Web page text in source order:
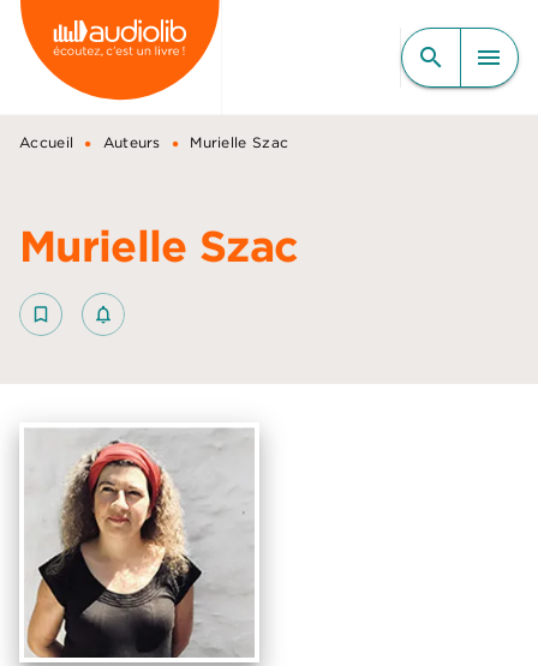
MENU RECHERCHE
CONTENU
PIED DE PAGE
search menu
Accueil • Auteurs • Murielle Szac
Murielle Szac
bookmark_border notifications_none_outlined